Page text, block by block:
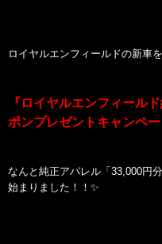
ロイヤルエンフィールドの新車
『ロイヤルエンフィール
ポンプレゼントキャンペー
なんと純正アパレル「33,000円
始まりました！！✨